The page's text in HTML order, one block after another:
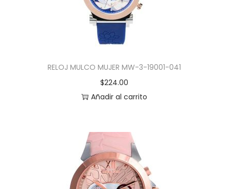
RELOJ MULCO MUJER MW-3-19001-041
$224.00
Añadir al carrito